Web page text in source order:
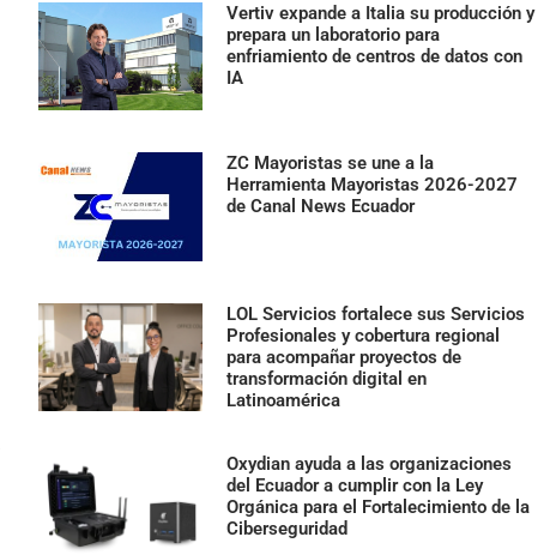
Vertiv expande a Italia su producción y
prepara un laboratorio para
enfriamiento de centros de datos con
IA
ZC Mayoristas se une a la
Herramienta Mayoristas 2026-2027
de Canal News Ecuador
LOL Servicios fortalece sus Servicios
Profesionales y cobertura regional
para acompañar proyectos de
transformación digital en
Latinoamérica
Oxydian ayuda a las organizaciones
del Ecuador a cumplir con la Ley
Orgánica para el Fortalecimiento de la
Ciberseguridad